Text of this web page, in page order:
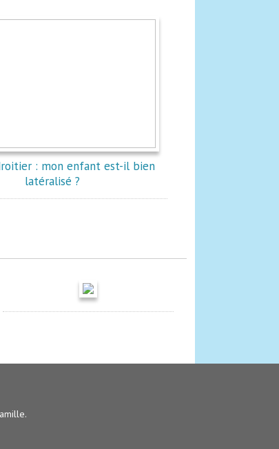
: mon enfant est-il bien
latéralisé ?